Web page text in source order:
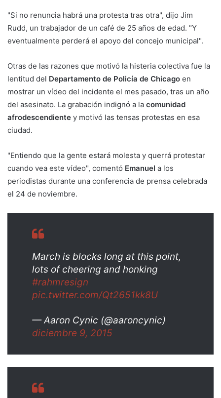
"Si no renuncia habrá una protesta tras otra", dijo Jim
Rudd, un trabajador de un café de 25 años de edad. "Y
eventualmente perderá el apoyo del concejo municipal".
Otras de las razones que motivó la histeria colectiva fue la
lentitud del Departamento de Policía de Chicago en
mostrar un vídeo del incidente el mes pasado, tras un año
del asesinato. La grabación indignó a la comunidad
afrodescendiente y motivó las tensas protestas en esa
ciudad.
"Entiendo que la gente estará molesta y querrá protestar
cuando vea este vídeo", comentó Emanuel a los
periodistas durante una conferencia de prensa celebrada
el 24 de noviembre.
March is blocks long at this point,
lots of cheering and honking
#rahmresign
pic.twitter.com/Qt2651kk8U
— Aaron Cynic (@aaroncynic)
diciembre 9, 2015